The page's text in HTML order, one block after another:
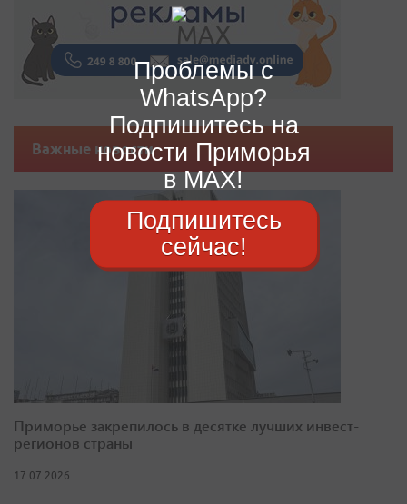
Важные новости
Приморье закрепилось в десятке лучших инвест-
регионов страны
17.07.2026
Проблемы с
WhatsApp?
Подпишитесь на
новости Приморья
в MAX!
Подпишитесь
сейчас!